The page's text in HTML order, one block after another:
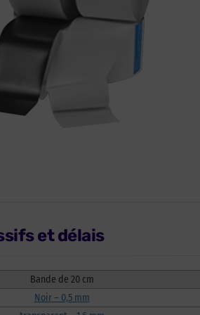
et délais
Bande de 20 cm
Noir – 0,5 mm